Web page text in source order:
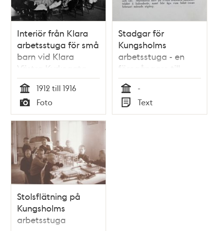
Interiör från Klara
arbetsstuga för små
barn vid Klara
Västra Kyrkogata
20.
Tid
1912 till 1916
Typ
Foto
Stadgar för
Kungsholms
arbetsstuga - en
föregångare till
fritids
Tid
-
Typ
Text
Stolsflätning på
Kungsholms
arbetsstuga